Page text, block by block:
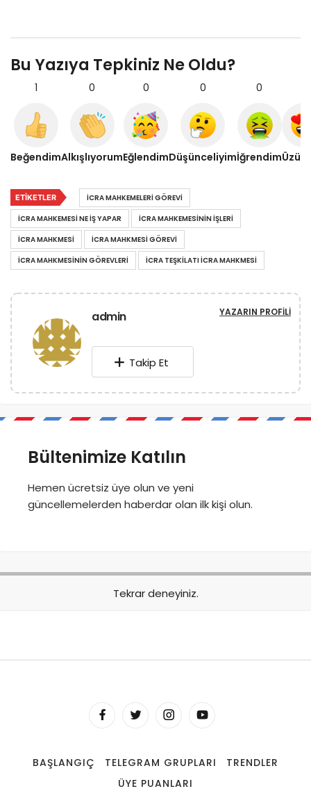
Bu Yazıya Tepkiniz Ne Oldu?
1
Beğendim
0
Alkışlıyorum
0
Eğlendim
0
Düşünceliyim
0
İğrendim
ETIKETLER
ICRA MAHKEMELERI GÖREVI
ICRA MAHKEMESI NE IŞ YAPAR
ICRA MAHKEMESININ IŞLERI
ICRA MAHKMESI
ICRA MAHKMESI GÖREVI
ICRA MAHKMESININ GÖREVLERI
ICRA TEŞKILATI ICRA MAHKMESI
admin YAZARIN PROFILI
Takip Et
Bültenimize Katılın
Hemen ücretsiz üye olun ve yeni
güncellemelerden haberdar olan ilk kişi olun.
Tekrar deneyiniz.
BAŞLANGIÇ TELEGRAM GRUPLARI
TRENDLER
ÜYE PUANLARI